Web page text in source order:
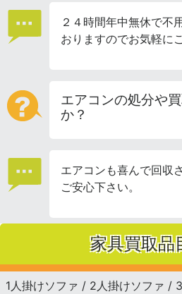
２４時間年中無休で不
おりますのでお気軽に
エアコンの処分や
か？
エアコンも喜んで回収
ご安心下さい。
家具買取品
1人掛けソファ / 2人掛けソファ /